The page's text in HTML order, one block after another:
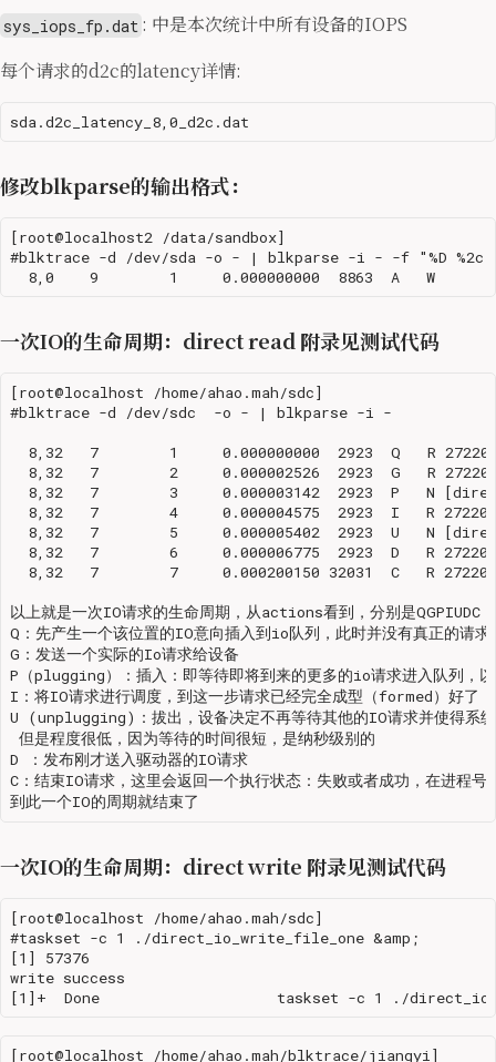
sys_iops_fp.dat : 中是本次统计中所有设备的IOPS
每个请求的d2c的latency详情:
修改blkparse的输出格式：
[root@localhost2 /data/sandbox]
#blktrace -d /dev/sda -o - | blkparse -i - -f "%D %2c
一次IO的生命周期：direct read 附录见测试代码
[root@localhost /home/ahao.mah/sdc]
#blktrace -d /dev/sdc  -o - | blkparse -i -
8,32   7        1     0.000000000  2923  Q   R
8,32   7        2     0.000002526  2923  G   R
8,32   7        3     0.000003142  2923  P   N
8,32   7        4     0.000004575  2923  I   R
8,32   7        5     0.000005402  2923  U   N
8,32   7        6     0.000006775  2923  D   R
8,32   7        7     0.000200150 32031  C   R
以上就是一次IO请求的生命周期，从actions看到，分别是QGPIUDC
Q：先产生一个该位置的IO意向插入到io队列，此时并没有真正的请求
G：发送一个实际的Io请求给设备
P（plugging）：插入：即等待即将到来的更多的io请求进入队列，
I：将IO请求进行调度，到这一步请求已经完全成型（formed）好了
U (unplugging)：拔出，设备决定不再等待其他的IO请求并使得系统
但是程度很低，因为等待的时间很短，是纳秒级别的
D ：发布刚才送入驱动器的IO请求
C：结束IO请求，这里会返回一个执行状态：失败或者成功，在进程号
一次IO的生命周期：direct write 附录见测试代码
[root@localhost /home/ahao.mah/sdc]
#taskset -c 1 ./direct_io_write_file_one &amp;
[1] 57376
write success
[root@localhost /home/ahao.mah/blktrace/jiangyi]